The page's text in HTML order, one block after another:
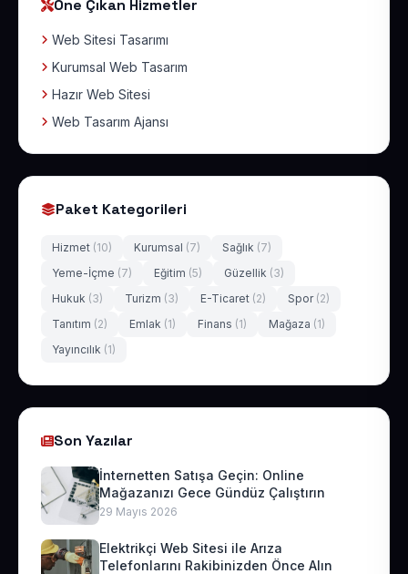
Öne Çıkan Hizmetler
Web Sitesi Tasarımı
Kurumsal Web Tasarım
Hazır Web Sitesi
Web Tasarım Ajansı
Paket Kategorileri
Hizmet (10) Kurumsal (7) Sağlık (7)
Yeme-İçme (7) Eğitim (5) Güzellik (3)
Hukuk (3) Turizm (3) E-Ticaret (2) Spor (2)
Tanıtım (2) Emlak (1) Finans (1) Mağaza (1)
Yayıncılık (1)
Son Yazılar
İnternetten Satışa Geçin: Online
Mağazanızı Gece Gündüz Çalıştırın
29 Mayıs 2026
Elektrikçi Web Sitesi ile Arıza
Telefonlarını Rakibinizden Önce Alın